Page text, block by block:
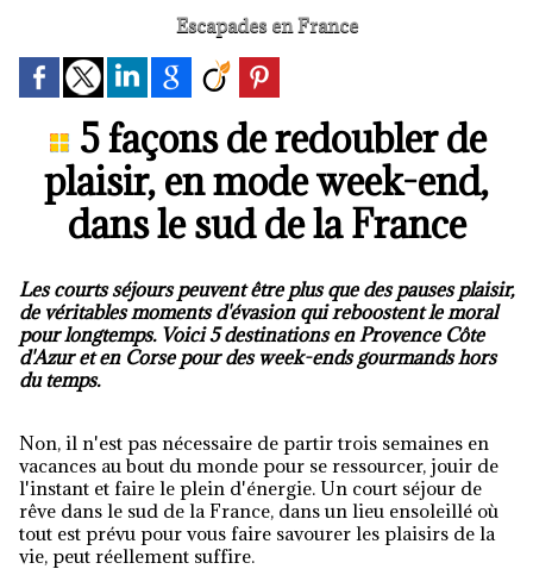
Escapades en France
5 façons de redoubler de
plaisir, en mode week-end,
dans le sud de la France
Les courts séjours peuvent être plus que des pauses plaisir,
de véritables moments d'évasion qui reboostent le moral
pour longtemps. Voici 5 destinations en Provence Côte
d'Azur et en Corse pour des week-ends gourmands hors
du temps.
Non, il n'est pas nécessaire de partir trois semaines en
vacances au bout du monde pour se ressourcer, jouir de
l'instant et faire le plein d'énergie. Un court séjour de
rêve dans le sud de la France, dans un lieu ensoleillé où
tout est prévu pour vous faire savourer les plaisirs de la
vie, peut réellement suffire.